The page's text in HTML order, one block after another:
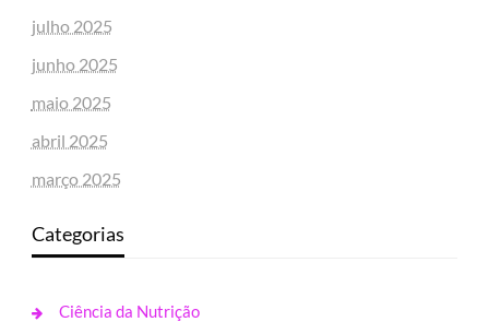
julho 2025
junho 2025
maio 2025
abril 2025
março 2025
Categorias
Ciência da Nutrição